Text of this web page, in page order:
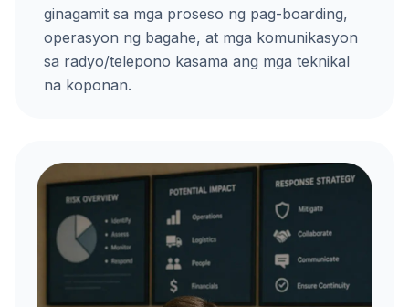
ginagamit sa mga proseso ng pag-boarding,
operasyon ng bagahe, at mga komunikasyon
sa radyo/telepono kasama ang mga teknikal
na koponan.